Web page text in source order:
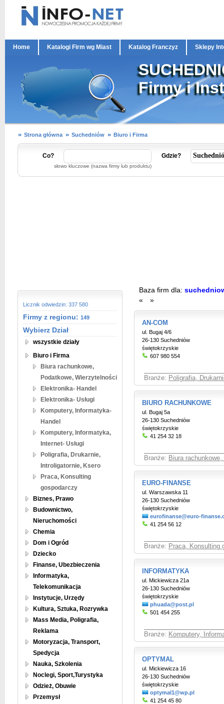
Home Katalogi Firm wg Miast Katalog Franczyz Sklepy
Firmy i
Strona główna Suchedniów Biuro i Firma
Co?
słowo kluczowe (nazwa firmy lub produktu)
Gdzie?
Licznik odwiedzin: 337 580
Firmy z regionu: 149
Wybierz Dział
wszystkie działy
Biuro i Firma
Biura rachunkowe,
Podatkowe, Wierzytelności
Elektronika- Handel
Elektronika- Usługi
Komputery, Informatyka-
Handel
Komputery, Informatyka,
Internet- Usługi
Poligrafia, Drukarnie,
Introligatornie, Ksero
Praca, Konsulting
gospodarczy
Biznes, Prawo
Budownictwo,
Nieruchomości
Chemia
Dom i Ogród
Dziecko
Finanse, Ubezbieczenia
Informatyka,
Telekomunikacja
Instytucje, Urzędy
Kultura, Sztuka, Rozrywka
Mass Media, Poligrafia,
Reklama
Motoryzacja, Transport,
Spedycja
Nauka, Szkolenia
Noclegi, Sport,Turystyka
Odzież, Obuwie
Przemysł
Baza firm dla:
«
»
AN-COM
ul. Bugaj 4/6
26-130 Suchedniów
świętokrzyskie
607 980 554
Branże: Poligrafia,
BIURO RACHUNKOWE
ul. Bugaj 5a
26-130 Suchedniów
świętokrzyskie
41 254 32 18
Branże: Biura
EURO-FINANSE
ul. Warszawska 11
26-130 Suchedniów
świętokrzyskie
eurofinanse@euro-
41 254 56 12
Branże: Praca, Konsulting
INFORMATYKA
ul. Mickiewicza 21a
26-130 Suchedniów
świętokrzyskie
phuada@post.pl
501 454 255
Branże: Komputery,
OPTYMAL
ul. Mickiewicza 16
26-130 Suchedniów
świętokrzyskie
optymal1@wp.pl
41 254 45 80